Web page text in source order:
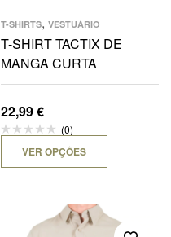
T-SHIRTS, VESTUÁRIO
T-SHIRT TACTIX DE
MANGA CURTA
22,99€
(0)
VER OPÇÕES